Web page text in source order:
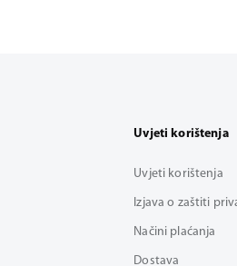
Uvjeti korištenja
Uvjeti korištenja
Izjava o zaštiti
Načini plaćanja
Dostava